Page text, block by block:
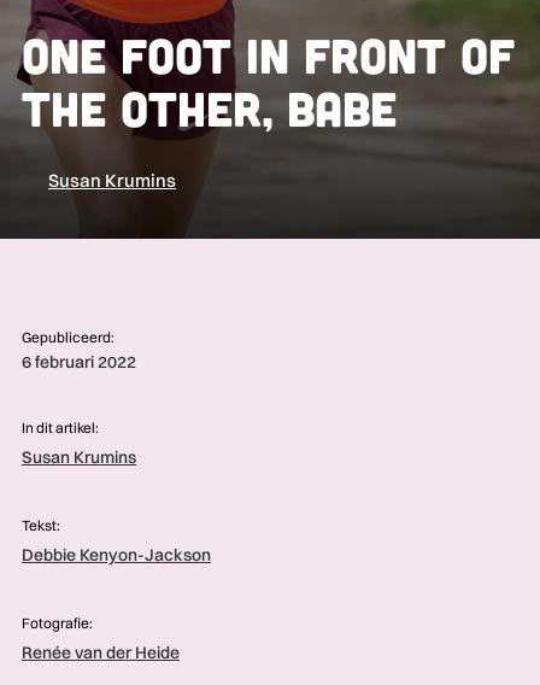
One foot in front of
the other, babe
Susan Krumins
Gepubliceerd:
6 februari 2022
In dit artikel:
Susan Krumins
Tekst:
Debbie Kenyon-Jackson
Fotografie:
Renée van der Heide